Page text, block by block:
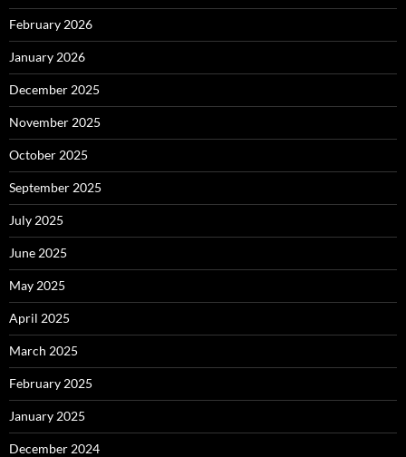
February 2026
January 2026
December 2025
November 2025
October 2025
September 2025
July 2025
June 2025
May 2025
April 2025
March 2025
February 2025
January 2025
December 2024